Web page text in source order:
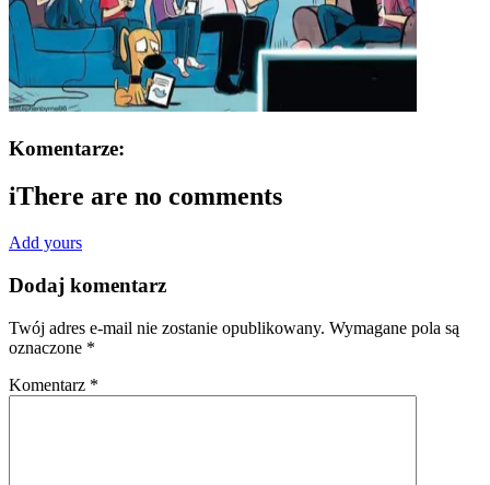
Komentarze:
iThere are no comments
Add yours
Dodaj komentarz
Twój adres e-mail nie zostanie opublikowany. Wymagane pola są
oznaczone *
Komentarz *